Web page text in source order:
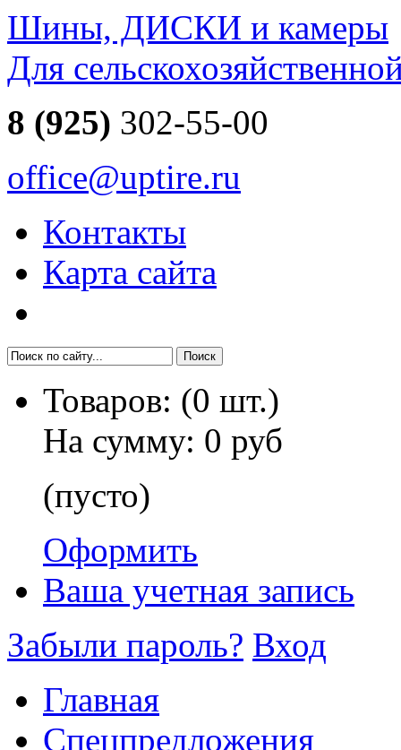
Шины, ДИСКИ и камеры
Для
8 (925) 302-55-00
office@uptire.ru
Контакты
Карта сайта
Товаров: (0 шт.)
На сумму: 0 руб
(пусто)
Оформить
Ваша учетная запись
Забыли пароль? Вход
Главная
Спецпредложения